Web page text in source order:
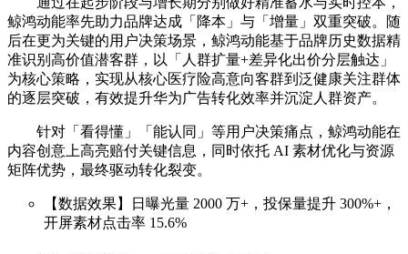
鲸鸿动能率先助力品牌达成「降本」与「增量」双重突破。随
后在更为关键的用户决策场景，鲸鸿动能基于品牌历史数据精
准识别高价值潜客群，以「人群扩量+差异化出价分层触达」
为核心策略，实现从核心医疗险高意向客群到泛健康关注群体
的逐层突破，有效提升华为广告转化效率并沉淀人群资产。
针对「看得懂」「能认同」等用户决策痛点，鲸鸿动能在
内容创意上高亮赔付关键信息，同时依托 AI 素材优化与资源
矩阵优势，最终驱动转化裂变。
【数据效果】日曝光量 2000 万+，投保量提升 300%+，
开屏素材点击率 15.6%